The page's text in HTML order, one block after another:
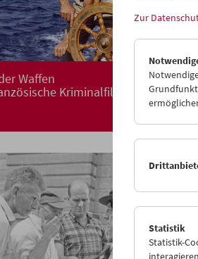
Waffen
Kriminalfilm 1958-2009
Zur
Statistik
Statistik-